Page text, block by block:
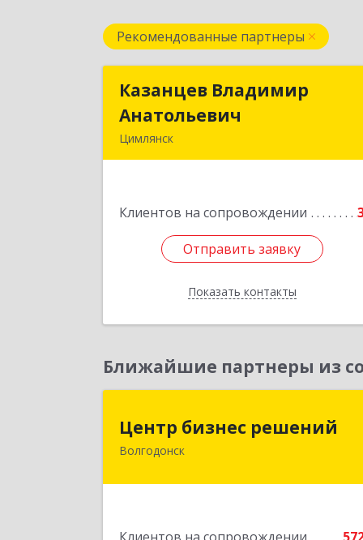
Рекомендованные партнеры
Казанцев Владимир
Анатольевич
Цимлянск
Клиентов на сопровождении
Отправить заявку
Показать контакты
Казанцев Владимир
Подробнее
Ближайшие партнеры из
Центр бизнес решений
Волгодонск
Центр бизнес решений
347375, Ростовская обл, Волгодонск г,